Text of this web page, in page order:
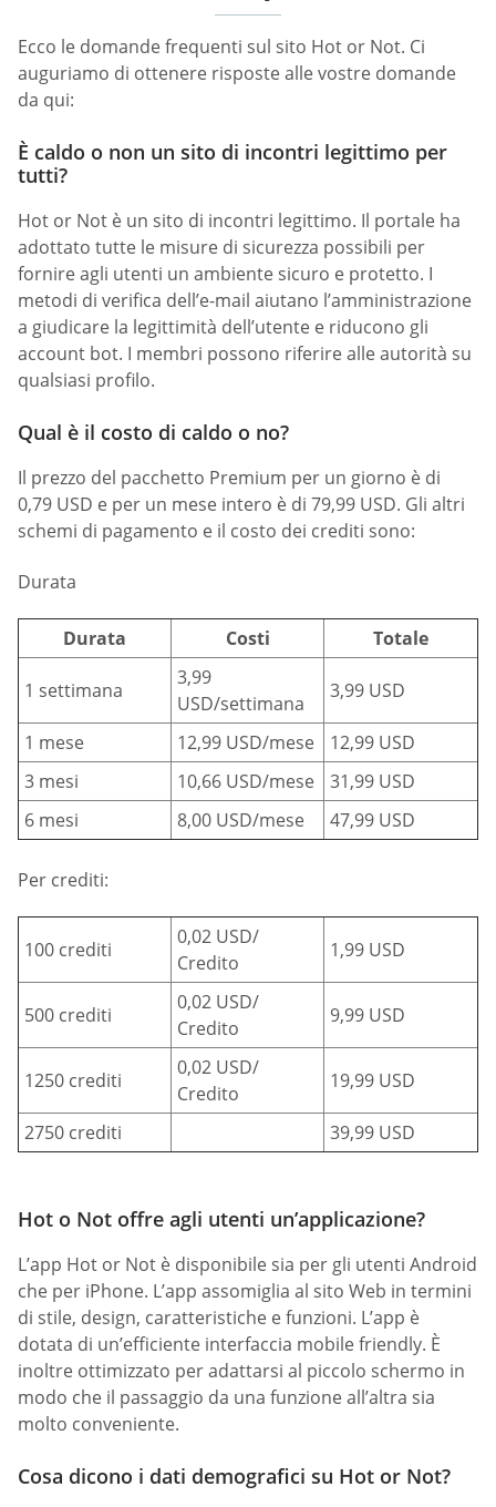
Ecco le domande frequenti sul sito Hot or Not. Ci
auguriamo di ottenere risposte alle vostre domande
da qui:
È caldo o non un sito di incontri legittimo per
tutti?
Hot or Not è un sito di incontri legittimo. Il portale ha
adottato tutte le misure di sicurezza possibili per
fornire agli utenti un ambiente sicuro e protetto. I
metodi di verifica dell’e-mail aiutano l’amministrazione
a giudicare la legittimità dell’utente e riducono gli
account bot. I membri possono riferire alle autorità su
qualsiasi profilo.
Qual è il costo di caldo o no?
Il prezzo del pacchetto Premium per un giorno è di
0,79 USD e per un mese intero è di 79,99 USD. Gli altri
schemi di pagamento e il costo dei crediti sono:
Durata
Durata Costi Totale
1 settimana
3,99
USD/settimana
3,99 USD
1 mese 12,99 USD/mese
12,99 USD
3 mesi
10,66 USD/mese
31,99 USD
6 mesi
8,00 USD/mese 47,99 USD
Per crediti:
100 crediti
0,02 USD/
Credito
1,99 USD
500 crediti
0,02 USD/
Credito
9,99 USD
1250 crediti
0,02 USD/
Credito
19,99 USD
2750 crediti 39,99 USD
Hot o Not offre agli utenti un’applicazione?
L’app Hot or Not è disponibile sia per gli utenti Android
che per iPhone. L’app assomiglia al sito Web in termini
di stile, design, caratteristiche e funzioni. L’app è
dotata di un’efficiente interfaccia mobile friendly. È
inoltre ottimizzato per adattarsi al piccolo schermo in
modo che il passaggio da una funzione all’altra sia
molto conveniente.
Cosa dicono i dati demografici su Hot or Not?